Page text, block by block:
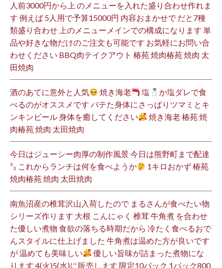
人前3000円から上 のメニューを入れた盛り合わせ作れま
す 例えば 5人用で予算15000円 内容おまかせで だと7種
類盛り合わせ 上のメニューメインでの構成になります 単
品や好きな物だけのご注文も可能です お気軽にお問い合
わせください BBQ肉テイクアウト 椿苑 焼肉椿苑 焼肉 太
田焼肉
酒のあてに意外と人気 焼き海老 塩
か塩ダレで食
べるのがオススメです バテた身体にさっぱりツマミとキ
ンキンビール 身体を癒してください
焼き海老 椿苑 焼
肉椿苑 焼肉 太田焼肉
今日はジューシー肉厚の制作風景 今日は熊野町まで配達
³₃ これからランチは何を食べようか
1キロおかず 椿苑
焼肉椿苑 焼肉 太田焼肉
南魚沼産の椎茸沢山入荷したので まるさんが食べたい物
シリーズ作ります 大根 こんにゃく 椎茸 牛角煮 を合わせ
た優しい煮物 食欲の落ちる時期だから 冷たく食べるおで
んスタイルに仕上げました 牛角煮は温めた方が良いです
が 温めても美味しい
優しい旨味が詰まった煮物にな
ります 4(火)5(水)に販売します 限定10パック 1パック800